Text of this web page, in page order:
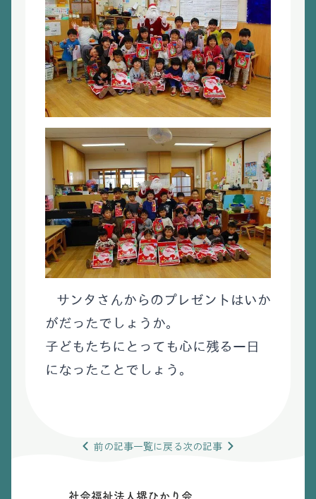
サンタさんからのプレゼントはいか
がだったでしょうか。
子どもたちにとっても心に残る一日
になったことでしょう。
前の記事一覧に戻る次の記事
社会福祉法人堺ひかり会